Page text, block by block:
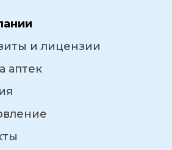
и лицензии
аптек